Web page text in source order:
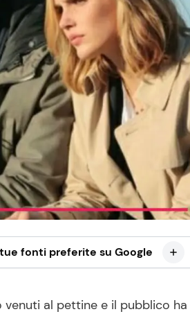
fonti preferite su Google
al pettine e il pubblico